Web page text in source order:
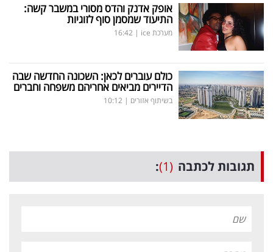
אופק אדנק והדס מסורי במשבר קשה:
התיעוד שמסמן סוף לזוגיות
מערכת ice |
16:42
כולם עוברים לכאן: השכונה החדשה שבה
הדיירים מביאים אחריהם משפחה וחברים
בשיתוף אזורים |
10:12
תגובות לכתבה (1)
: